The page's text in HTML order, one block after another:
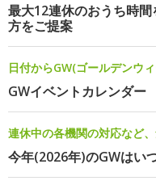
最大12連休のおうち時
方をご提案
日付からGW(ゴールデンウ
GWイベントカレンダー
連休中の各機関の対応など
今年(2026年)のGWはい